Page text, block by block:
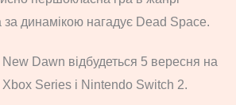
динамікою нагадує Dead Space.
New Dawn відбудеться 5 вересня на
Series і Nintendo Switch 2.